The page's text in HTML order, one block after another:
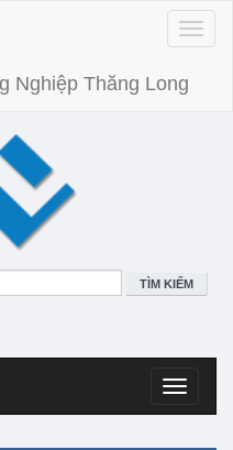
Toggle
Nghiệp Thăng Long
TÌM KIẾM
Toggle